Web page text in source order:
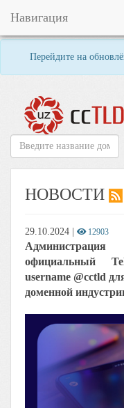
Перейдите на
Навигация
НОВОСТИ
29.10.2024 12903
официальный
username @cctld
доменной